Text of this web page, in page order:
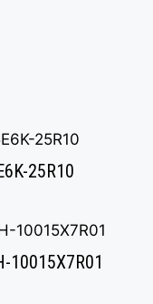
25R10
10015X7R01